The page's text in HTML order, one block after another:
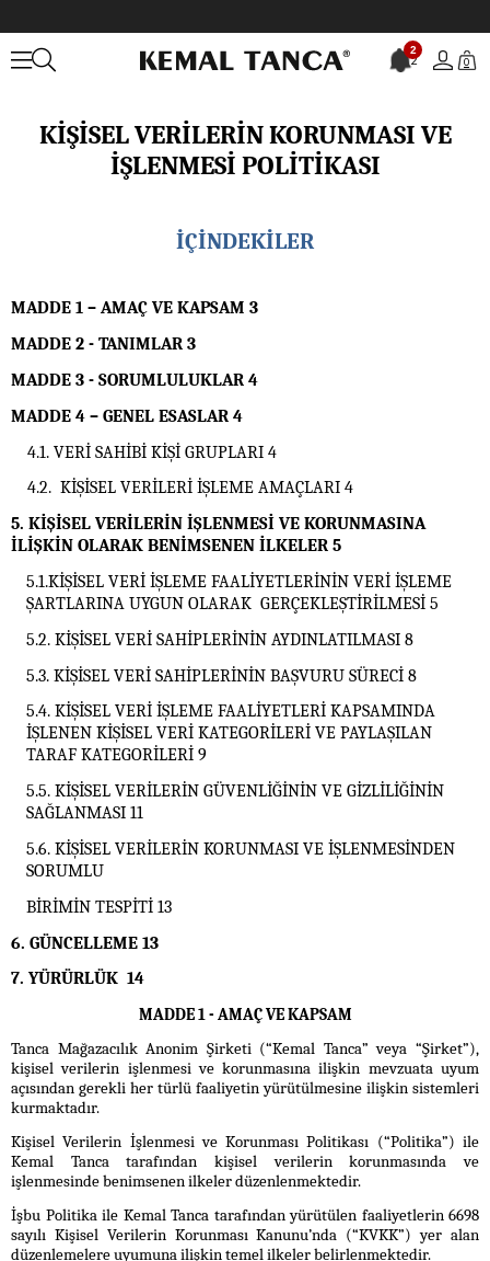
2
2 0
TANCA MAĞAZACILIK ANONİM ŞİRKETİ
KİŞİSEL VERİLERİN KORUNMASI VE
İŞLENMESİ POLİTİKASI
İÇİNDEKİLER
MADDE 1 – AMAÇ VE KAPSAM 3
MADDE 2 - TANIMLAR 3
MADDE 3 - SORUMLULUKLAR 4
MADDE 4 – GENEL ESASLAR 4
4.1. VERİ SAHİBİ KİŞİ GRUPLARI 4
4.2. KİŞİSEL VERİLERİ İŞLEME AMAÇLARI 4
5. KİŞİSEL VERİLERİN İŞLENMESİ VE KORUNMASINA
İLİŞKİN OLARAK BENİMSENEN İLKELER 5
5.1.KİŞİSEL VERİ İŞLEME FAALİYETLERİNİN VERİ İŞLEME
ŞARTLARINA UYGUN OLARAK GERÇEKLEŞTİRİLMESİ 5
5.2. KİŞİSEL VERİ SAHİPLERİNİN AYDINLATILMASI 8
5.3. KİŞİSEL VERİ SAHİPLERİNİN BAŞVURU SÜRECİ 8
5.4. KİŞİSEL VERİ İŞLEME FAALİYETLERİ KAPSAMINDA
İŞLENEN KİŞİSEL VERİ KATEGORİLERİ VE PAYLAŞILAN
TARAF KATEGORİLERİ 9
5.5. KİŞİSEL VERİLERİN GÜVENLİĞİNİN VE GİZLİLİĞİNİN
SAĞLANMASI 11
5.6. KİŞİSEL VERİLERİN KORUNMASI VE İŞLENMESİNDEN
SORUMLU
BİRİMİN TESPİTİ 13
6. GÜNCELLEME 13
7. YÜRÜRLÜK 14
MADDE 1 - AMAÇ VE KAPSAM
Tanca Mağazacılık Anonim Şirketi (“Kemal Tanca” veya “Şirket”),
kişisel verilerin işlenmesi ve korunmasına ilişkin mevzuata uyum
açısından gerekli her türlü faaliyetin yürütülmesine ilişkin sistemleri
kurmaktadır.
Kişisel Verilerin İşlenmesi ve Korunması Politikası (“Politika”) ile
Kemal Tanca tarafından kişisel verilerin korunmasında ve
işlenmesinde benimsenen ilkeler düzenlenmektedir.
İşbu Politika ile Kemal Tanca tarafından yürütülen faaliyetlerin 6698
sayılı Kişisel Verilerin Korunması Kanunu’nda (“KVKK”) yer alan
düzenlemelere uyumuna ilişkin temel ilkeler belirlenmektedir.